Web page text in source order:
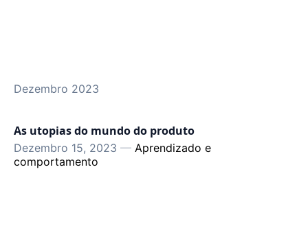
Dezembro 2023
As utopias do mundo do produto
Dezembro 15, 2023 — Aprendizado e
comportamento